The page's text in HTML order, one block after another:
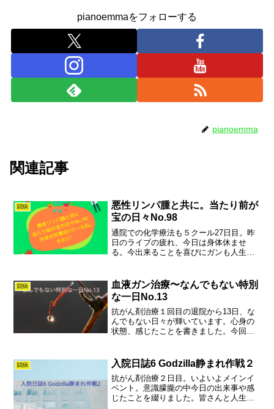
pianoemmaをフォローする
pianoemma
関連記事
闘病
悪性リンパ腫と共に。当たり前が
宝の日々No.98
通院での化学療法も５クール27日目。昨
日のライブの疲れ、今日は身体休ませ
る。今出来ることを喜びにガンも人生の
す。
闘病
血液ガン治療〜なんでもない特別
な一日No.13
抗がん剤治療１回目の退院から13日、な
んでもない日々が輝いています。心身の
状態、感じたことを書きました。今回は
闘病 入院日誌6 Godzilla静まれ作戦２
抗がん剤治療２日目。いよいよメインイ
ベント。意識朦朧の中今日の出来事や感
じたことを綴りました。皆さんと人生を